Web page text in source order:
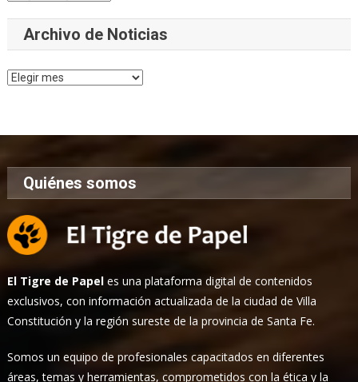
Archivo de Noticias
Archivo
Quiénes somos
El Tigre de Papel es una plataforma digital de contenidos
exclusivos, con información actualizada de la ciudad de Villa
Constitución y la región sureste de la provincia de Santa Fe.
Somos un equipo de profesionales capacitados en diferentes
áreas, temas y herramientas, comprometidos con la ética y la